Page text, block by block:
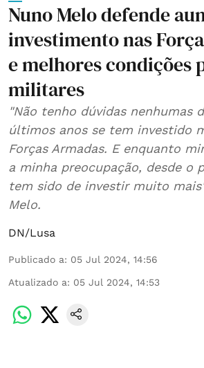
Nuno Melo defende
investimento nas
e melhores condições
militares
"Não tenho dúvidas nenhumas
últimos anos se tem investido
Forças Armadas. E enquanto
a minha preocupação, desde o
tem sido de investir muito
Melo.
DN/Lusa
Publicado a: 05 Jul 2024, 14:56
Atualizado a: 05 Jul 2024, 14:53